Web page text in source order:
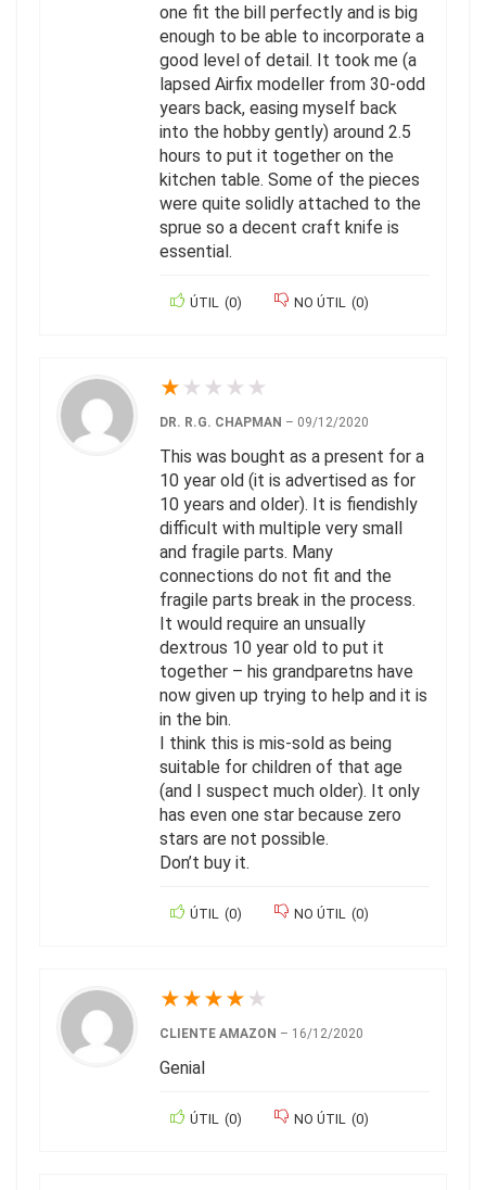
one fit the bill perfectly and is big
enough to be able to incorporate a
good level of detail. It took me (a
lapsed Airfix modeller from 30-odd
years back, easing myself back
into the hobby gently) around 2.5
hours to put it together on the
kitchen table. Some of the pieces
were quite solidly attached to the
sprue so a decent craft knife is
essential.
ÚTIL (0) NO ÚTIL (0)
★ ★ ★ ★ ★
DR. R.G. CHAPMAN – 09/12/2020
This was bought as a present for a
10 year old (it is advertised as for
10 years and older). It is fiendishly
difficult with multiple very small
and fragile parts. Many
connections do not fit and the
fragile parts break in the process.
It would require an unsually
dextrous 10 year old to put it
together – his grandparetns have
now given up trying to help and it is
in the bin.
I think this is mis-sold as being
suitable for children of that age
(and I suspect much older). It only
has even one star because zero
stars are not possible.
Don’t buy it.
ÚTIL (0) NO ÚTIL (0)
★★★★ ★
CLIENTE AMAZON – 16/12/2020
Genial
ÚTIL (0) NO ÚTIL (0)